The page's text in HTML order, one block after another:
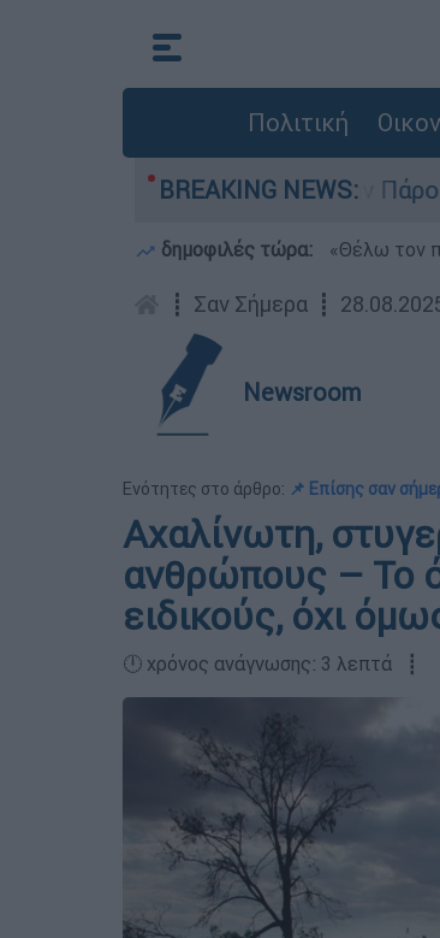
Πολιτική
BREAKING NEWS:
4χρονου στην Πάρο - Στο
δημοφιλές τώρα: «Θέλω τον
┋ Σαν Σήμερα ┋
Newsroom
Ενότητες στο άρθρο: 📌 Επίσης σαν
Αχαλίνωτη,
ανθρώπους – Το
ειδικούς, όχι
🕛 χρόνος ανάγνωσης: 3 λεπτά ┋